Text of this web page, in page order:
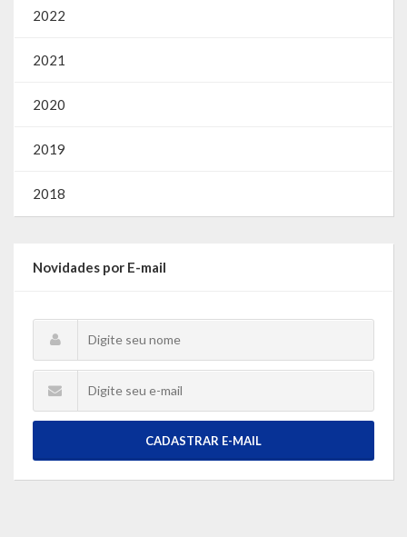
2022
2021
2020
2019
2018
Novidades por E-mail
CADASTRAR E-MAIL